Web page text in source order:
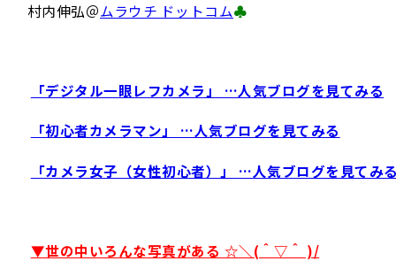
村内伸弘＠ムラウチ ドットコム♣
「デジタル一眼レフカメラ」 …人気ブログを見てみる
「初心者カメラマン」 …人気ブログを見てみる
「カメラ女子（女性初心者）」 …人気ブログを見てみ
▼世の中いろんな写真がある ☆＼(＾▽＾ )/